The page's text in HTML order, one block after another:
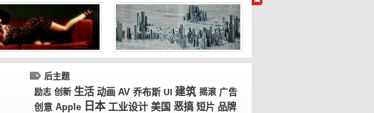
后主题
励志 创新 生活 动画 AV 乔布斯 UI 建筑 摇滚 广告
创意 Apple 日本 工业设计 美国 恶搞 短片 品牌